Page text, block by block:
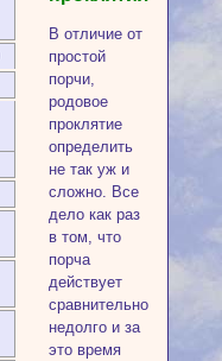
В отличие от
простой
порчи,
родовое
проклятие
определить
не так уж и
сложно. Все
дело как раз
в том, что
порча
действует
сравнительно
недолго и за
это время